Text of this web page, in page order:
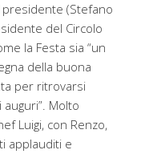
presidente (Stefano
del Circolo
la Festa sia “un
della buona
per ritrovarsi
Molto
Luigi, con Renzo,
applauditi e